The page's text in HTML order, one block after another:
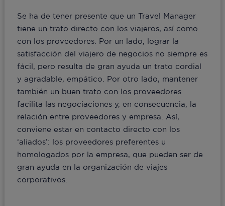
Se ha de tener presente que un Travel Manager
tiene un trato directo con los viajeros, así como
con los proveedores. Por un lado, lograr la
satisfacción del viajero de negocios no siempre es
fácil, pero resulta de gran ayuda un trato cordial
y agradable, empático. Por otro lado, mantener
también un buen trato con los proveedores
facilita las negociaciones y, en consecuencia, la
relación entre proveedores y empresa. Así,
conviene estar en contacto directo con los
‘aliados’: los proveedores preferentes u
homologados por la empresa, que pueden ser de
gran ayuda en la organización de viajes
corporativos.